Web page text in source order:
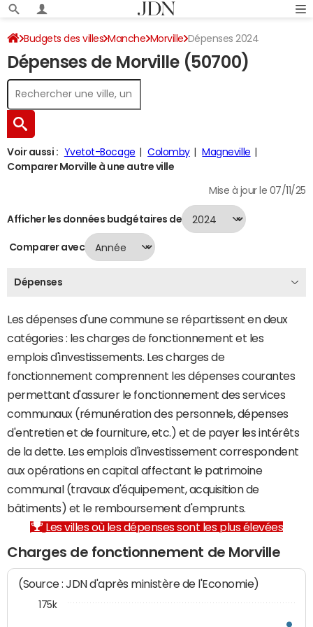
Budgets des villes Manche Morville Dépenses 2024
Dépenses de Morville (50700)
Voir aussi : Yvetot-Bocage Colomby
Magneville
Comparer Morville à une autre ville
Mise à jour le 07/11/25
Afficher les données budgétaires de
Comparer avec
Dépenses
Les dépenses d'une commune se répartissent en deux
catégories : les charges de fonctionnement et les
emplois d'investissements. Les charges de
fonctionnement comprennent les dépenses courantes
permettant d'assurer le fonctionnement des services
communaux (rémunération des personnels, dépenses
d'entretien et de fourniture, etc.) et de payer les intérêts
de la dette. Les emplois d'investissement correspondent
aux opérations en capital affectant le patrimoine
communal (travaux d'équipement, acquisition de
bâtiments) et le remboursement d'emprunts.
Les villes où les dépenses sont les plus élevées
Charges de fonctionnement de Morville
(Source : JDN d'après ministère de l'Economie)
175k